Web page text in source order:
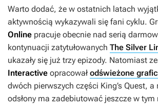
Warto dodać, że w ostatnich latach
aktywnością wykazywali się fani cyklu.
Online pracuje obecnie nad serią
kontynuacji zatytułowanych The Silver
ukazały się już trzy epizody. Natomiast
Interactive opracował odświeżone
dwóch pierwszych części King’s Quest, a
odsłony ma zadebiutować jeszcze w tym